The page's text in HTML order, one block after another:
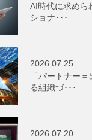
AI時代に求めら
ショナ･･･
2026.07.25
「パートナー
る組織づ･･･
2026.07.20